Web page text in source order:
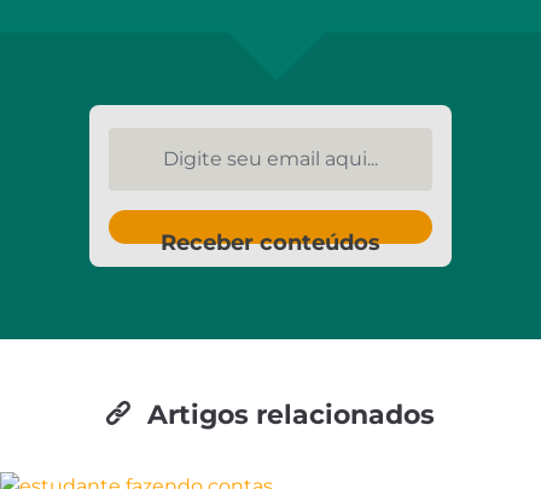
Receber conteúdos
Artigos relacionados